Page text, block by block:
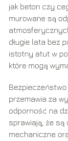
jak beton czy
murowane są
długie lata bez
istotny atut w
które mogą
przemawia za
odporność na
sprawiają, że są
mechaniczne